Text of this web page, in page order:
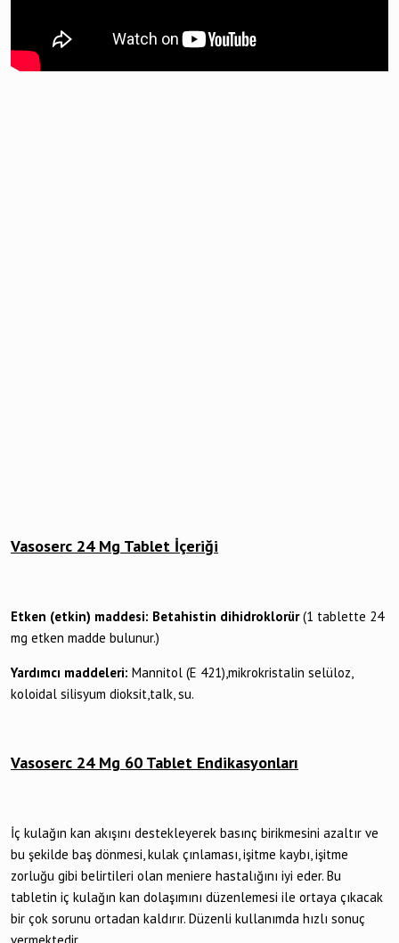
Vasoserc 24 Mg Tablet İçeriği
Etken (etkin) maddesi: Betahistin dihidroklorür(1 tablette 24
mg etken madde bulunur.)
Yardımcı maddeleri: Mannitol (E 421),mikrokristalin selüloz,
koloidal silisyum dioksit,talk, su.
Vasoserc 24 Mg 60 Tablet Endikasyonları
İç kulağın kan akışını destekleyerek basınç birikmesini azaltır ve
bu şekilde baş dönmesi, kulak çınlaması, işitme kaybı, işitme
zorluğu gibi belirtileri olan meniere hastalığını iyi eder. Bu
tabletin iç kulağın kan dolaşımını düzenlemesi ile ortaya çıkacak
bir çok sorunu ortadan kaldırır. Düzenli kullanımda hızlı sonuç